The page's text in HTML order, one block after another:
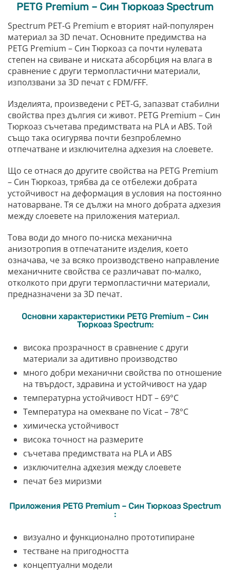
PETG Premium – Син Тюркоаз Spectrum
Spectrum PET-G Premium е вторият най-популярен
материал за 3D печат. Основните предимства на
PETG Premium – Син Тюркоаз са почти нулевата
степен на свиване и ниската абсорбция на влага в
сравнение с други термопластични материали,
използвани за 3D печат с FDM/FFF.
Изделията, произведени с PET-G, запазват стабилни
свойства през дългия си живот. PETG Premium – Син
Тюркоаз съчетава предимствата на PLA и ABS. Той
също така осигурява почти безпроблемно
отпечатване и изключителна адхезия на слоевете.
Що се отнася до другите свойства на PETG Premium
– Син Тюркоаз, трябва да се отбележи добрата
устойчивост на деформация в условия на постоянно
натоварване. Тя се дължи на много добрата адхезия
между слоевете на приложения материал.
Това води до много по-ниска механична
анизотропия в отпечатаните изделия, което
означава, че за всяко производствено направление
механичните свойства се различават по-малко,
отколкото при други термопластични материали,
предназначени за 3D печат.
Основни характеристики PETG Premium – Син
Тюркоаз Spectrum:
висока прозрачност в сравнение с други
материали за адитивно производство
много добри механични свойства по отношение
на твърдост, здравина и устойчивост на удар
температурна устойчивост HDT – 69°C
Температура на омекване по Vicat – 78°C
химическа устойчивост
висока точност на размерите
съчетава предимствата на PLA и ABS
изключителна адхезия между слоевете
печат без миризми
Приложения PETG Premium – Син Тюркоаз Spectrum
:
визуално и функционално прототипиране
тестване на пригодността
концептуални модели